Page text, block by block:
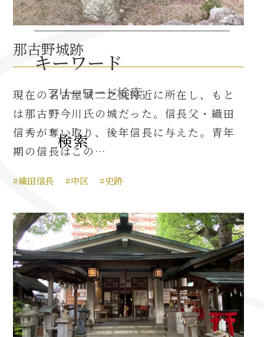
織田信長と名古屋の関係
信長グルメ・土産一覧
信長攻路
家康関連 史跡 一覧
家康グルメ・土産 一覧
名古屋＜家康＞観光モデルコース
キーワード
那古野城跡
現在の名古屋城二之丸付近に所在し、もと
は那古野今川氏の城だった。信長父・織田
信秀が奪い取り、後年信長に与えた。青年
期の信長はこの…
#織田信長 #中区 #史跡